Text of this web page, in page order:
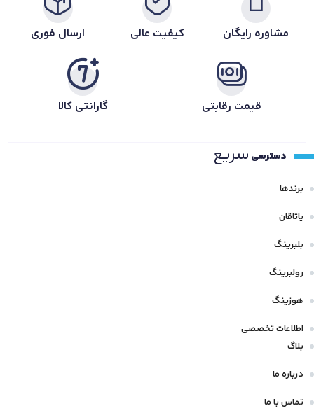
مشاوره رایگان کیفیت عالی ارسال فوری
قیمت رقابتی گارانتی کالا
دسترسی سریع
برندها
یاتاقان
بلبرینگ
رولبرینگ
هوزینگ
اطلاعات تخصصی
بلاگ
درباره ما
تماس با ما